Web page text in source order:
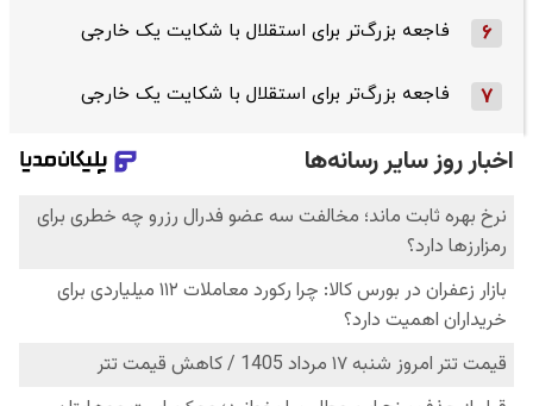
6 فاجعه بزرگ‌تر برای استقلال با شکایت یک خارجی
7 فاجعه بزرگ‌تر برای استقلال با شکایت یک خارجی